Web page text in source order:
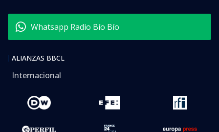
Whatsapp Radio Bío Bío
ALIANZAS BBCL
Internacional